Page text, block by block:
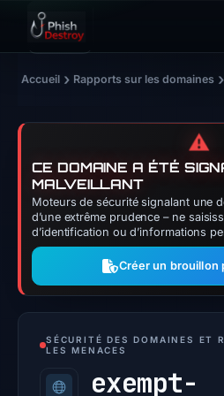
Accueil › Rapports sur les domaines ›
⚠️
CE DOMAINE A ÉTÉ
MALVEILLANT
Moteurs de sécurité signalant une
d’une extrême prudence – ne
d’identification ou d’informations
Créer un brouillon
SÉCURITÉ DES DOMAINES ET
LES MENACES
exempt-